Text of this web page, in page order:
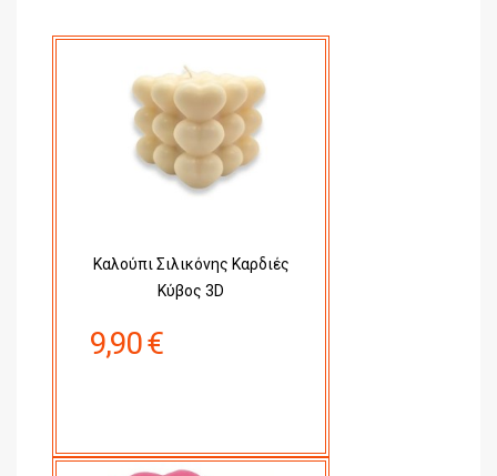
Καλούπι Σιλικόνης Καρδιές
Κύβος 3D
9,90 €